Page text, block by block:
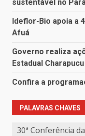
sustentável no
Ideflor-Bio apoia a
Afuá
Governo realiza
Estadual
Confira a
PALAVRAS CHAVES
30ª Conferência